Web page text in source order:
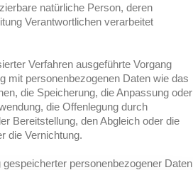
natürliche Person, deren
Verantwortlichen verarbeitet
Verfahren ausgeführte Vorgang
mit personenbezogenen Daten wie das
die Speicherung, die Anpassung oder
die Offenlegung durch
Bereitstellung, den Abgleich oder die
die Vernichtung.
personenbezogener Daten